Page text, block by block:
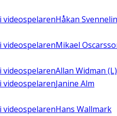
i videospelarenHåkan
i videospelarenMikael
i videospelarenAllan Widman (L)
videospelarenJanine Alm
i videospelarenHans Wallmark